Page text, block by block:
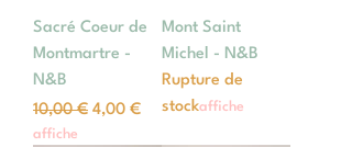
Sacré Coeur de
Montmartre -
N&B
Prix original
10,00 € Prix promotionnel
4,00 €
affiche
Mont Saint
Michel - N&B
Rupture de
stockaffiche